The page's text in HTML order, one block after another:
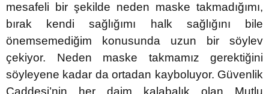
mesafeli bir şekilde neden maske takmadığımı,
bırak kendi sağlığımı halk sağlığını bile
önemsemediğim konusunda uzun bir söylev
çekiyor. Neden maske takmamız gerektiğini
söyleyene kadar da ortadan kayboluyor. Güvenlik